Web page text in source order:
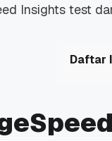
Insights test
Daftar